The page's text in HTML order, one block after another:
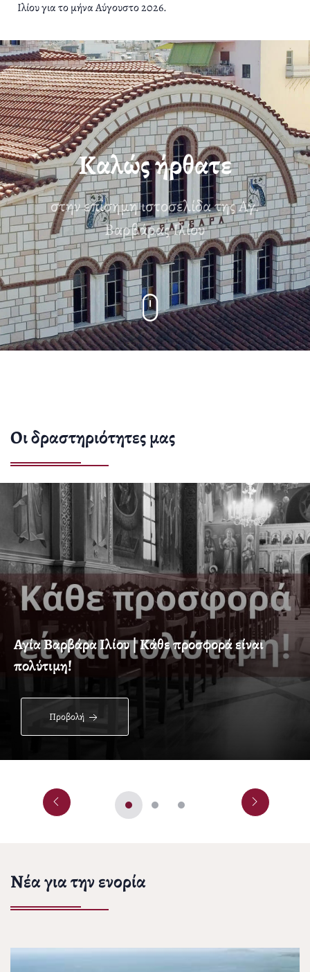
Ιλίου για το μήνα Αύγουστο 2026.
Καλώς ήρθατε
στην επίσημη ιστοσελίδα της Αγ.
Βαρβάρας Ιλίου
Οι δραστηριότητες μας
Αγία Βαρβάρα Ιλίου | Κάθε προσφορά είναι
πολύτιμη!
Προβολή
Νέα για την ενορία